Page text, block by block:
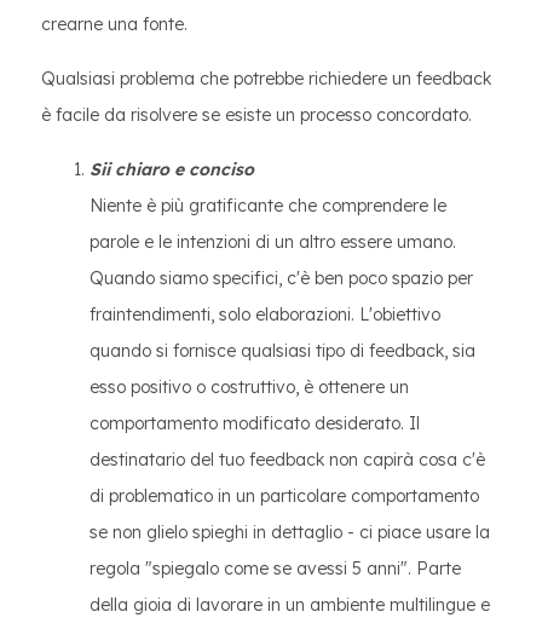
crearne una fonte.
Qualsiasi problema che potrebbe richiedere un feedback
è facile da risolvere se esiste un processo concordato.
Sii chiaro e conciso
Niente è più gratificante che comprendere le
parole e le intenzioni di un altro essere umano.
Quando siamo specifici, c'è ben poco spazio per
fraintendimenti, solo elaborazioni. L'obiettivo
quando si fornisce qualsiasi tipo di feedback, sia
esso positivo o costruttivo, è ottenere un
comportamento modificato desiderato. Il
destinatario del tuo feedback non capirà cosa c'è
di problematico in un particolare comportamento
se non glielo spieghi in dettaglio - ci piace usare la
regola "spiegalo come se avessi 5 anni". Parte
della gioia di lavorare in un ambiente multilingue e